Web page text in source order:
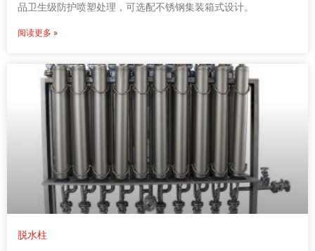
品卫生级防护喷塑处理，可选配不锈钢集装箱式设计。
阅读更多 »
脱水柱